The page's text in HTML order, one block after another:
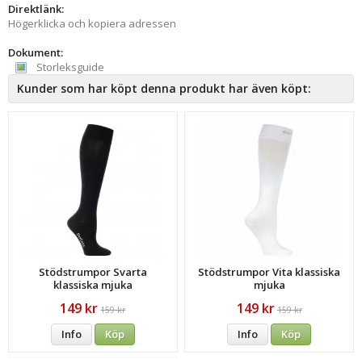
Direktlänk:
Högerklicka och kopiera adressen
Dokument:
Storleksguide
Kunder som har köpt denna produkt har även köpt:
Stödstrumpor Svarta
klassiska mjuka
149 kr 159 kr
Info Köp
Stödstrumpor Vita klassiska
mjuka
149 kr 159 kr
Info Köp